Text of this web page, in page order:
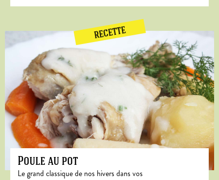
RECETTE
Poule au pot
Le grand classique de nos hivers dans vos